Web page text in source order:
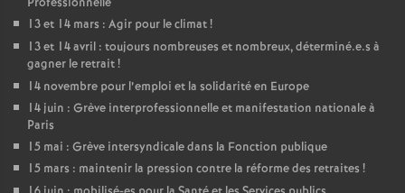
13 et 14 mars : Agir pour le climat!
13 et 14 avril : toujours nombreuses et nombreux, déterminé.e.s à
gagner le retrait!
14 novembre pour l’emploi et la solidarité en Europe
14 juin : Grève interprofessionnelle et manifestation nationale à
Paris
15 mai : Grève intersyndicale dans la Fonction publique
15 mars : maintenir la pression contre la réforme des retraites !